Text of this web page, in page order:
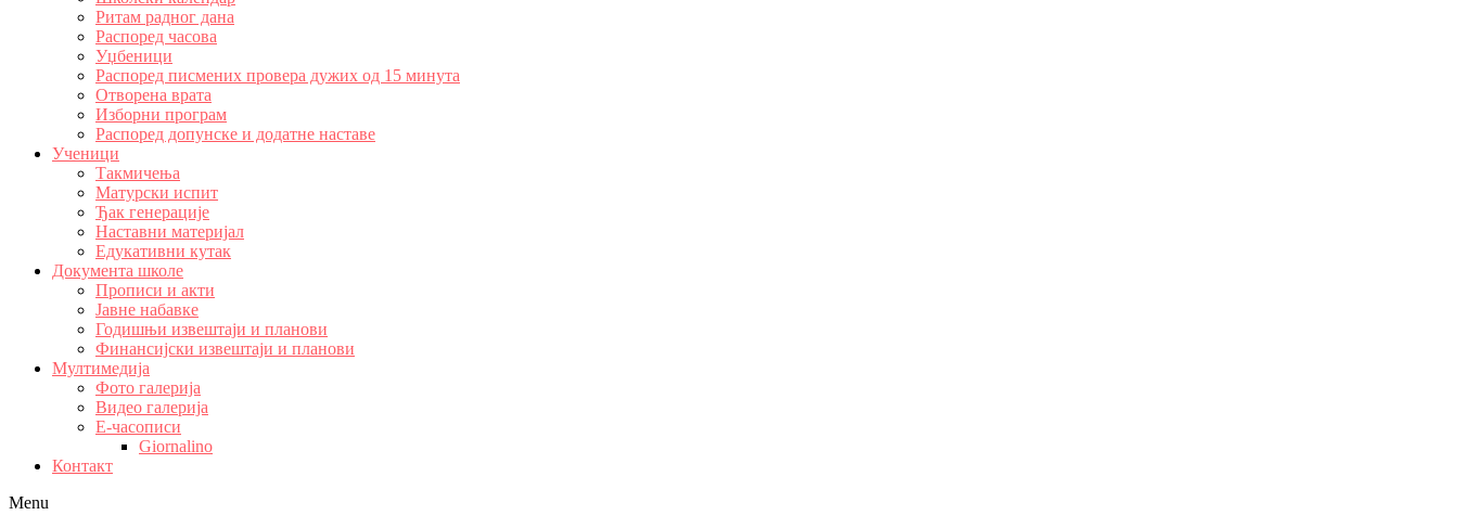
Ритам радног дана
Распоред часова
Уџбеници
Распоред писмених провера дужих од 15 минута
Отворена врата
Изборни програм
Распоред допунске и додатне наставе
Ученици
Такмичења
Матурски испит
Ђак генерације
Наставни материјал
Едукативни кутак
Документа школе
Прописи и акти
Јавне набавке
Годишњи извештаји и планови
Финансијски извештаји и планови
Мултимедија
Фото галерија
Видео галерија
Е-часописи
Giornalino
Контакт
Menu